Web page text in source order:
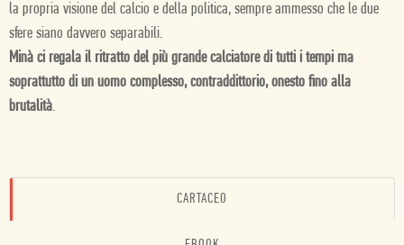
la propria visione del calcio e della politica, sempre ammesso che le due
sfere siano davvero separabili.
Minà ci regala il ritratto del più grande calciatore di tutti i tempi ma
soprattutto di un uomo complesso, contraddittorio, onesto fino alla
brutalità.
CARTACEO